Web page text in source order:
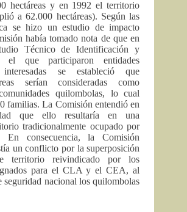
hectáreas y en 1992 el territorio
a 62.000 hectáreas). Según las
se hizo un estudio de impacto
había tomado nota de que en
Técnico de Identificación y
el que participaron entidades
interesadas se estableció que
serían consideradas como
quilombolas, lo cual
familias. La Comisión entendió en
que ello resultaría en una
tradicionalmente ocupado por
En consecuencia, la Comisión
un conflicto por la superposición
territorio reivindicado por los
para el CLA y el CEA, al
seguridad nacional los quilombolas